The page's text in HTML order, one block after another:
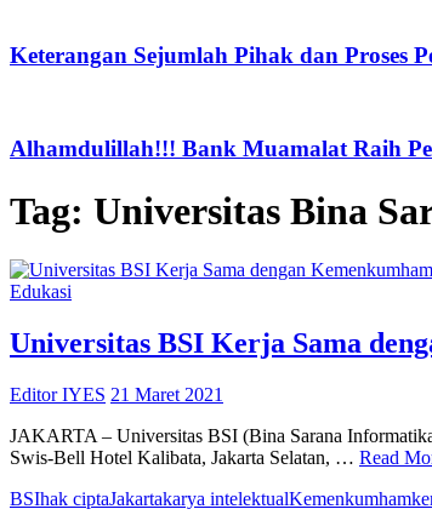
Keterangan Sejumlah Pihak dan Proses
Alhamdulillah!!! Bank Muamalat Raih
Tag: Universitas Bina
Edukasi
Universitas BSI Kerja Sama
Editor IYES 21 Maret 2021
JAKARTA – Universitas BSI (Bina Sarana
Swis-Bell Hotel Kalibata, Jakarta Selatan, … Read
BSIhak ciptaJakartakarya intelektualKemenkumham